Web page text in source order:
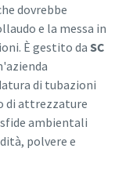
dovrebbe
e la messa in
È gestito da SC
di tubazioni
di attrezzature
ambientali
polvere e